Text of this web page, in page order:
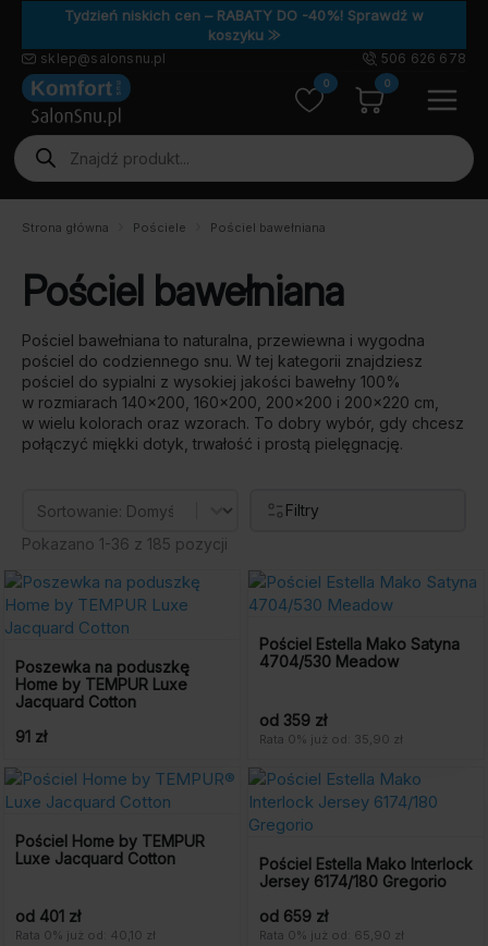
Tydzień niskich cen – RABATY DO -40%! Sprawdź w
koszyku ⨠
sklep@salonsnu.pl 506 626 678
Wyszukiwarka
produktów
0 0
Strona główna Pościele Pościel bawełniana
Pościel bawełniana
Pościel bawełniana to naturalna, przewiewna i wygodna
pościel do codziennego snu. W tej kategorii znajdziesz
pościel do sypialni z wysokiej jakości bawełny 100%
w rozmiarach 140×200, 160×200, 200×200 i 200×220 cm,
w wielu kolorach oraz wzorach. To dobry wybór, gdy chcesz
połączyć miękki dotyk, trwałość i prostą pielęgnację.
Filtry
Pokazano 1-36 z 185 pozycji
Sort
Sort content
Poszewka na poduszkę
Home by TEMPUR Luxe
Jacquard Cotton
91 zł
Pościel Estella Mako Satyna
4704/530 Meadow
od 359 zł
Rata 0% już od: 35,90 zł
Pościel Home by TEMPUR
Luxe Jacquard Cotton
od 401 zł
Rata 0% już od: 40,10 zł
Pościel Estella Mako Interlock
Jersey 6174/180 Gregorio
od 659 zł
Rata 0% już od: 65,90 zł